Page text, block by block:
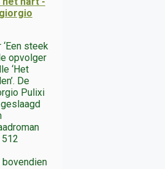
steek
opvolger
‘Het
De
Pulixi
512